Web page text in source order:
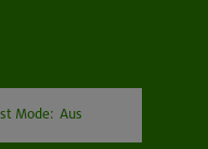
Mode: Aus